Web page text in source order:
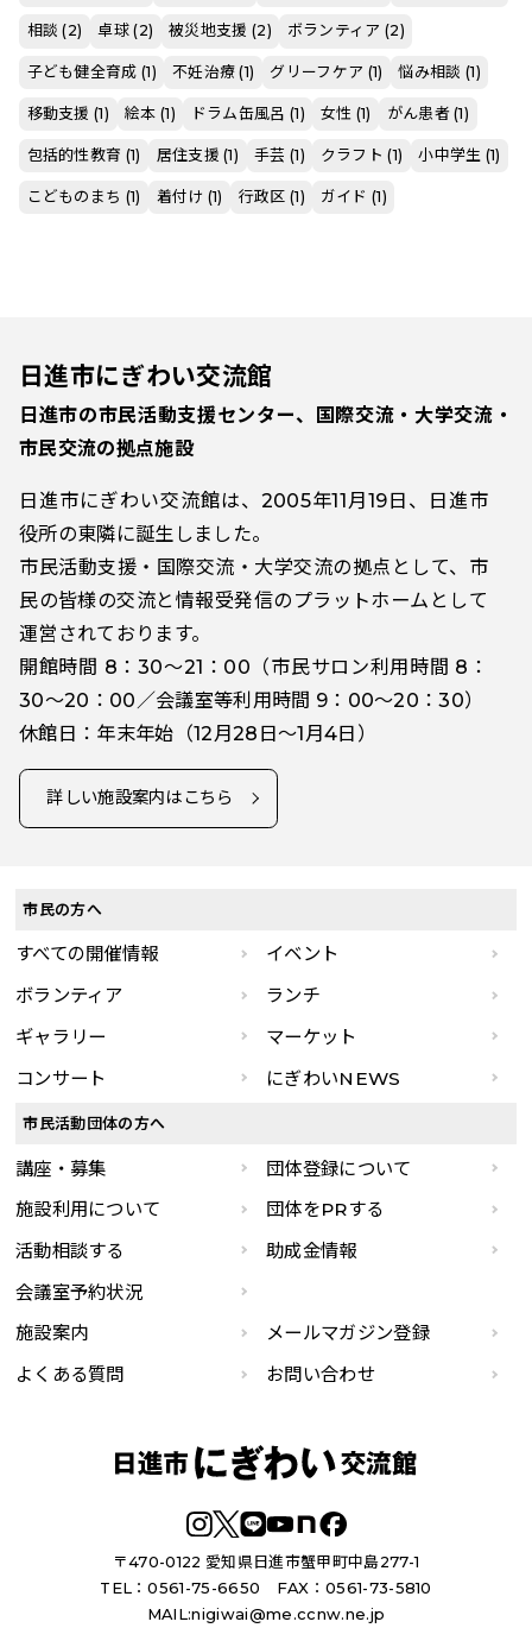
相談 (2) 卓球 (2) 被災地支援 (2) ボランティア (2)
子ども健全育成 (1) 不妊治療 (1) グリーフケア (1) 悩み相談 (1)
移動支援 (1) 絵本 (1) ドラム缶風呂 (1) 女性 (1) がん患者 (1)
包括的性教育 (1) 居住支援 (1) 手芸 (1) クラフト (1) 小中学生 (1)
こどものまち (1) 着付け (1) 行政区 (1) ガイド (1)
日進市にぎわい交流館
日進市の市民活動支援センター、国際交流・大学交流・
市民交流の拠点施設
日進市にぎわい交流館は、2005年11月19日、日進市
役所の東隣に誕生しました。
市民活動支援・国際交流・大学交流の拠点として、市
民の皆様の交流と情報受発信のプラットホームとして
運営されております。
開館時間 8：30～21：00（市民サロン利用時間 8：
30～20：00／会議室等利用時間 9：00～20：30）
休館日：年末年始（12月28日～1月4日）
詳しい施設案内はこちら
〒470-0122 愛知県日進市蟹甲町中島277-1
TEL：0561-75-6650 FAX：0561-73-5810
MAIL:nigiwai@me.ccnw.ne.jp
市民の方へ
すべての開催情報
イベント
ボランティア
ランチ
ギャラリー
マーケット
コンサート
にぎわいNEWS
市民活動団体の方へ
講座・募集
団体登録について
施設利用について
団体をPRする
活動相談する
助成金情報
会議室予約状況
施設案内
メールマガジン登録
よくある質問
お問い合わせ